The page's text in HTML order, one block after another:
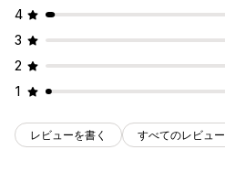
4
3
2
1
レビューを書く すべてのレビュー